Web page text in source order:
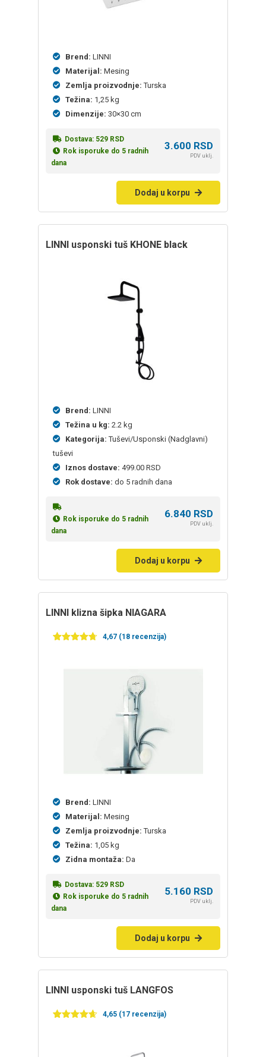
Brend: LINNI
Materijal: Mesing
Zemlja proizvodnje: Turska
Težina: 1,25 kg
Dimenzije: 30×30 cm
Dostava: 529 RSD
Rok isporuke do 5 radnih
dana
3.600 RSD
PDV uklj.
Dodaj u korpu
LINNI usponski tuš KHONE black
Brend: LINNI
Težina u kg: 2.2 kg
Kategorija: Tuševi/Usponski (Nadglavni)
tuševi
Iznos dostave: 499.00 RSD
Rok dostave: do 5 radnih dana
Rok isporuke do 5 radnih
dana
6.840 RSD
PDV uklj.
Dodaj u korpu
LINNI klizna šipka NIAGARA
4,67 (18 recenzija)
Brend: LINNI
Materijal: Mesing
Zemlja proizvodnje: Turska
Težina: 1,05 kg
Zidna montaža: Da
Dostava: 529 RSD
Rok isporuke do 5 radnih
dana
5.160 RSD
PDV uklj.
Dodaj u korpu
LINNI usponski tuš LANGFOS
4,65 (17 recenzija)